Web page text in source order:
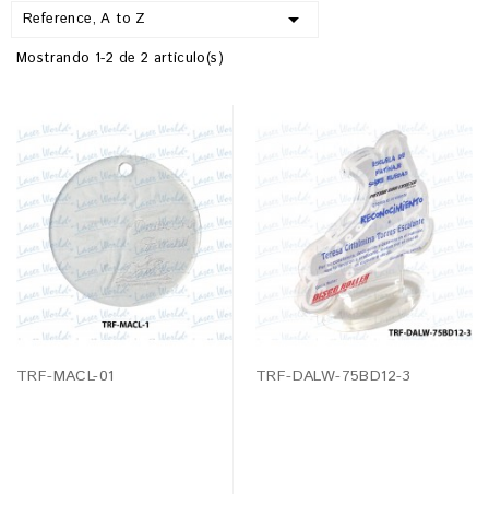
Reference, A to Z 
Mostrando 1-2 de 2 artículo(s)
TRF-MACL-01 TRF-DALW-75BD12-3